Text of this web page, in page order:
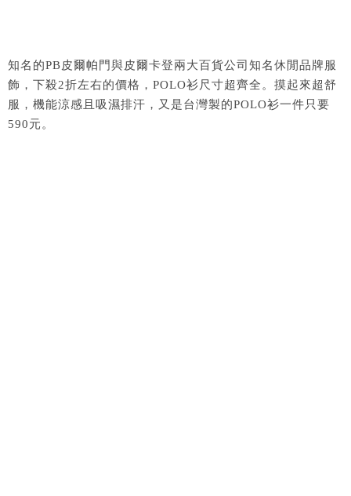
知名的PB皮爾帕門與皮爾卡登兩大百貨公司知名休閒品牌服
飾，下殺2折左右的價格，POLO衫尺寸超齊全。摸起來超舒
服，機能涼感且吸濕排汗，又是台灣製的POLO衫一件只要
590元。